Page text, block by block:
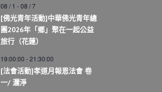
08 / 1 -08 / 7
[佛光青年活動]中華佛光青年總
團2026年「鄉」聚在一起公益
旅行（花蓮）
19:00:00 -21:30:00
[法會活動]孝道月報恩法會 卷
一/ 灑淨